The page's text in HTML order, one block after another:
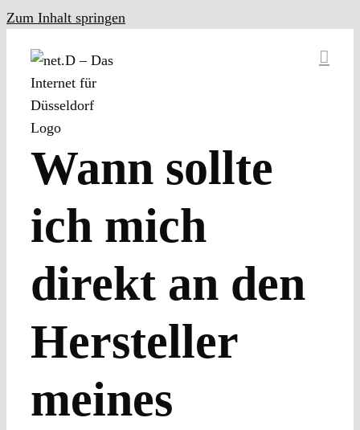
Zum Inhalt springen
Wann sollte
ich mich
direkt an den
Hersteller
meines